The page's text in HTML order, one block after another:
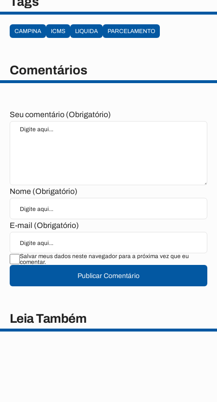
CAMPINA ICMS LIQUIDA PARCELAMENTO
Comentários
Seu comentário (Obrigatório)
Nome (Obrigatório)
E-mail (Obrigatório)
Salvar meus dados neste navegador para a próxima vez que eu
comentar.
Publicar Comentário
Leia Também